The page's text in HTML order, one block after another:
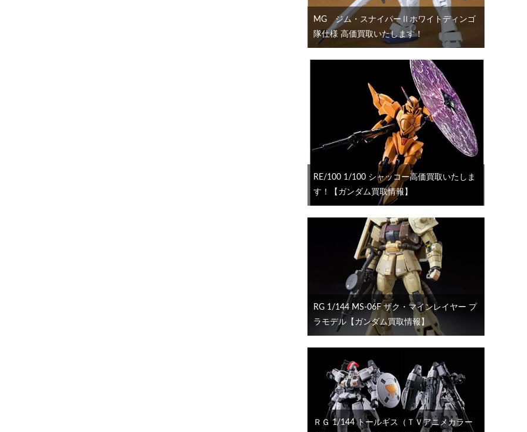
MG ジム・スナイパーⅡホワイトディンゴ
隊仕様 高価買取いたします！
RE/100 1/100 シャッコー高価買取いたしま
す！【ガンダム買取情報】
RG 1/144 MS-06F ザク・マインレイヤー プ
ラモデル【ガンダム買取情報】
ＲＧ 1/144 トールギス（ＴＶアニメカラー